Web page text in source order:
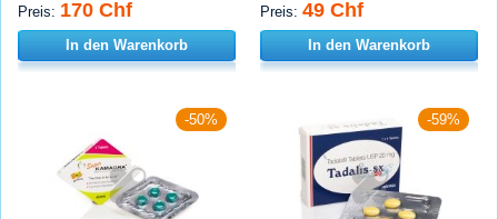
Preis: 170 Chf
In den Warenkorb
Preis: 49 Chf
In den Warenkorb
-50% -59%